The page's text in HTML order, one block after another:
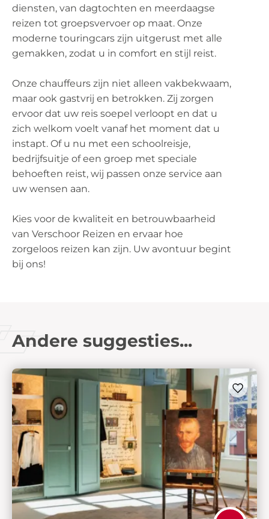
diensten, van dagtochten en meerdaagse
reizen tot groepsvervoer op maat. Onze
moderne touringcars zijn uitgerust met alle
gemakken, zodat u in comfort en stijl reist.
Onze chauffeurs zijn niet alleen vakbekwaam,
maar ook gastvrij en betrokken. Zij zorgen
ervoor dat uw reis soepel verloopt en dat u
zich welkom voelt vanaf het moment dat u
instapt. Of u nu met een schoolreisje,
bedrijfsuitje of een groep met speciale
behoeften reist, wij passen onze service aan
uw wensen aan.
Kies voor de kwaliteit en betrouwbaarheid
van Verschoor Reizen en ervaar hoe
zorgeloos reizen kan zijn. Uw avontuur begint
bij ons!
Andere suggesties...